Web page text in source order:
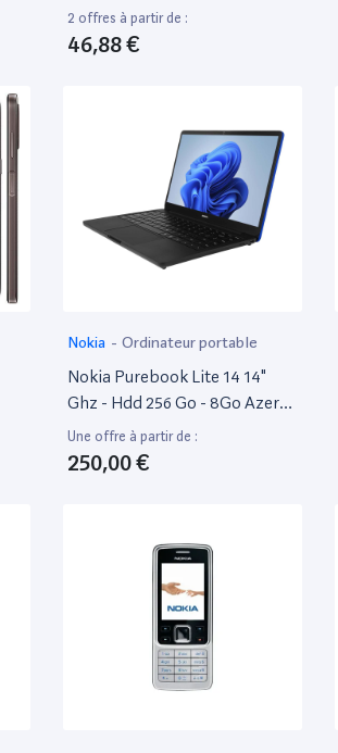
Microsd Slot - Écran LCD - 320
X 240 Pixels - Rear Camera 0,3
Mp - Gris Dynamique
2 offres à partir de :
46,88 €
Nokia - Ordinateur portable
Nokia Purebook Lite 14 14"
Ghz - Hdd 256 Go - 8Go Azerty
- Français
Une offre à partir de :
250,00 €